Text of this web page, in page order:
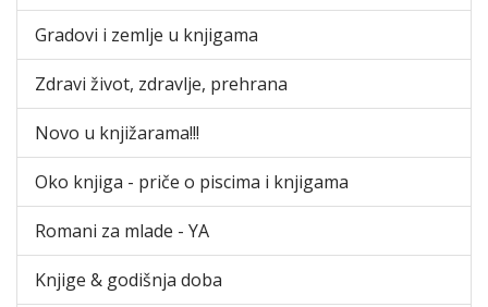
Gradovi i zemlje u knjigama
Zdravi život, zdravlje, prehrana
Novo u knjižarama!!!
Oko knjiga - priče o piscima i knjigama
Romani za mlade - YA
Knjige & godišnja doba